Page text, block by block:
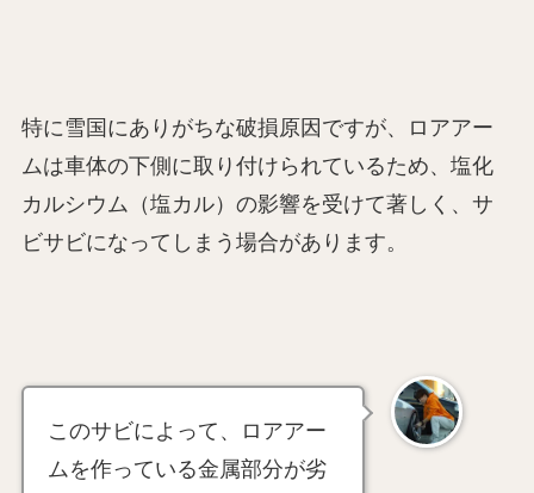
特に雪国にありがちな破損原因ですが、ロアアー
ムは車体の下側に取り付けられているため、塩化
カルシウム（塩カル）の影響を受けて著しく、サ
ビサビになってしまう場合があります。
このサビによって、ロアアー
ムを作っている金属部分が劣